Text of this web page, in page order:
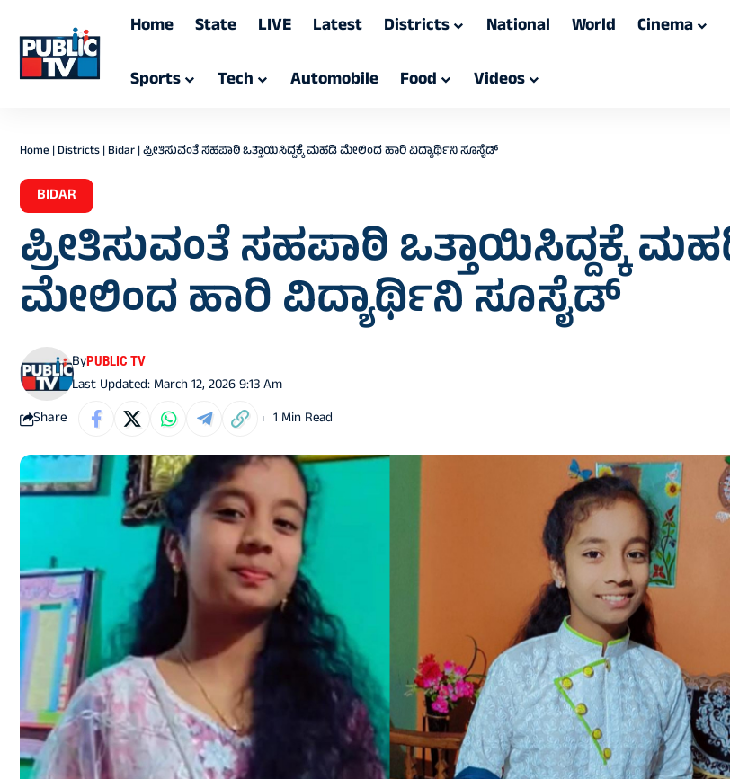
Home State LIVE Latest Districts National World Cinema
Sports
Tech Automobile Food Videos
Home |Districts|Bidar|ಪ್ರೀತಿಸುವಂತೆ ಸಹಪಾಠಿ ಒತ್ತಾಯಿಸಿದ್ದಕ್ಕೆ ಮಹಡಿ ಮೇಲಿಂದ ಹಾರಿ ವಿದ್ಯಾರ್ಥಿನಿ ಸೂಸೈಡ್
BIDAR
ಪ್ರೀತಿಸುವಂತೆ ಸಹಪಾಠಿ ಒತ್ತಾಯಿಸಿದ್ದಕ್ಕೆ
ಮೇಲಿಂದ ಹಾರಿ ವಿದ್ಯಾರ್ಥಿನಿ ಸೂಸೈಡ್
Last Updated: March 12, 2026 9:13 Am
ByPUBLIC TV
Share 1 Min Read